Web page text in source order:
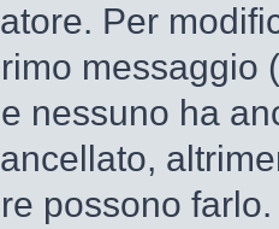
Per
messaggio
nessuno ha
possono